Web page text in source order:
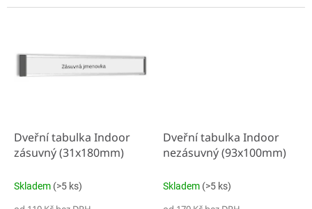
plastovými bočnicemi černé
plastovými bočnicemi černé
Dveřní tabulka Indoor
zásuvný (31x180mm)
Skladem (>5 ks)
Dveřní tabulka Indoor
nezásuvný (93x100mm)
Skladem (>5 ks)